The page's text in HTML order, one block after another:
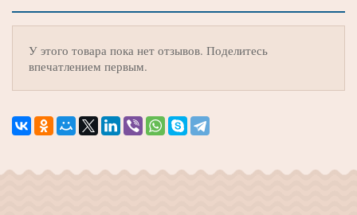
У этого товара пока нет отзывов. Поделитесь
впечатлением первым.